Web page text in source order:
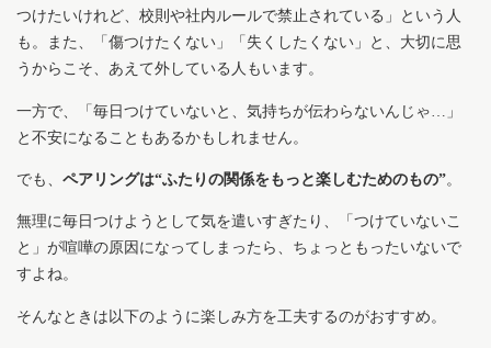
つけたいけれど、校則や社内ルールで禁止されている」という人
も。また、「傷つけたくない」「失くしたくない」と、大切に思
うからこそ、あえて外している人もいます。
一方で、「毎日つけていないと、気持ちが伝わらないんじゃ…」
と不安になることもあるかもしれません。
でも、 ペアリングは“ふたりの関係をもっと楽しむためのもの”。
無理に毎日つけようとして気を遣いすぎたり、「つけていないこ
と」が喧嘩の原因になってしまったら、ちょっともったいないで
すよね。
そんなときは以下のように楽しみ方を工夫するのがおすすめ。